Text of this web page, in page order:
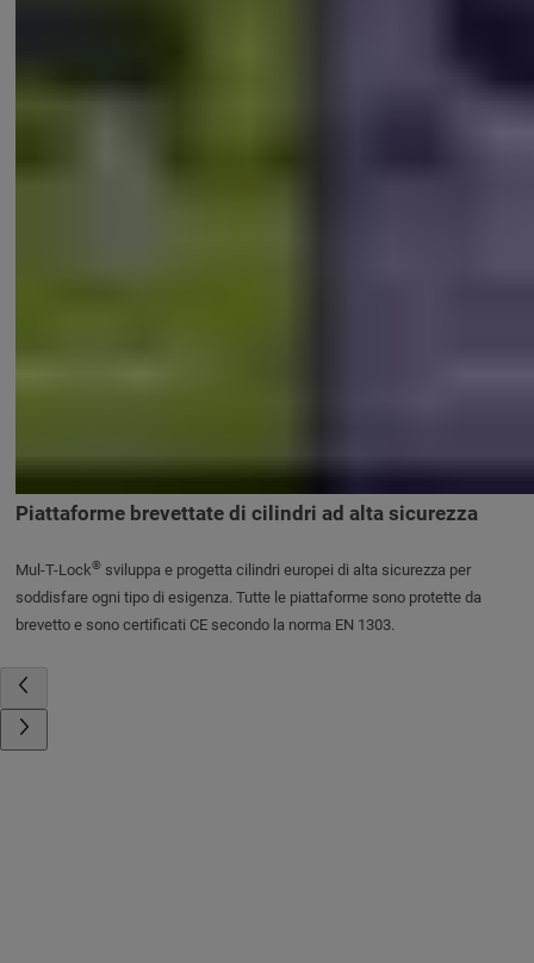
Piattaforme brevettate di cilindri ad alta sicurezza
Mul-T-Lock®sviluppa e progetta cilindri europei di alta sicurezza per
soddisfare ogni tipo di esigenza. Tutte le piattaforme sono protette da
brevetto e sono certificati CE secondo la norma EN 1303.